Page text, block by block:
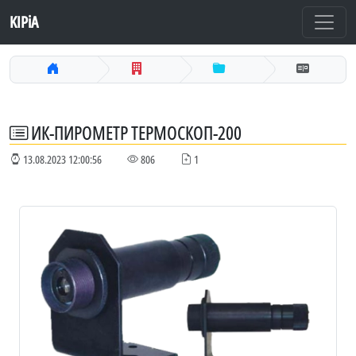
KIPiA
ИК-ПИРОМЕТР ТЕРМОСКОП-200
13.08.2023 12:00:56 806 1